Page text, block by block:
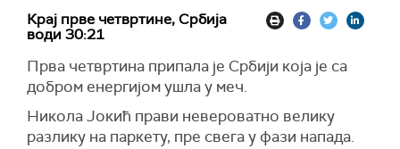
Крај прве четвртине, Србија
води 30:21
Прва четвртина припала је Србији која је са
добром енергијом ушла у меч.
Никола Јокић прави невероватно велику
разлику на паркету, пре свега у фази напада.